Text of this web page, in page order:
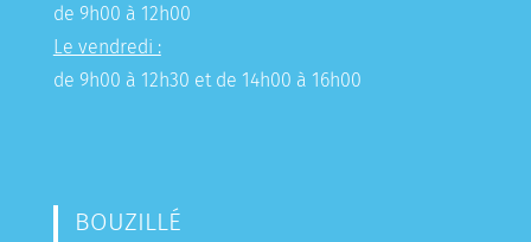
de 9h00 à 12h00
Le vendredi :
de 9h00 à 12h30 et de 14h00 à 16h00
BOUZILLÉ